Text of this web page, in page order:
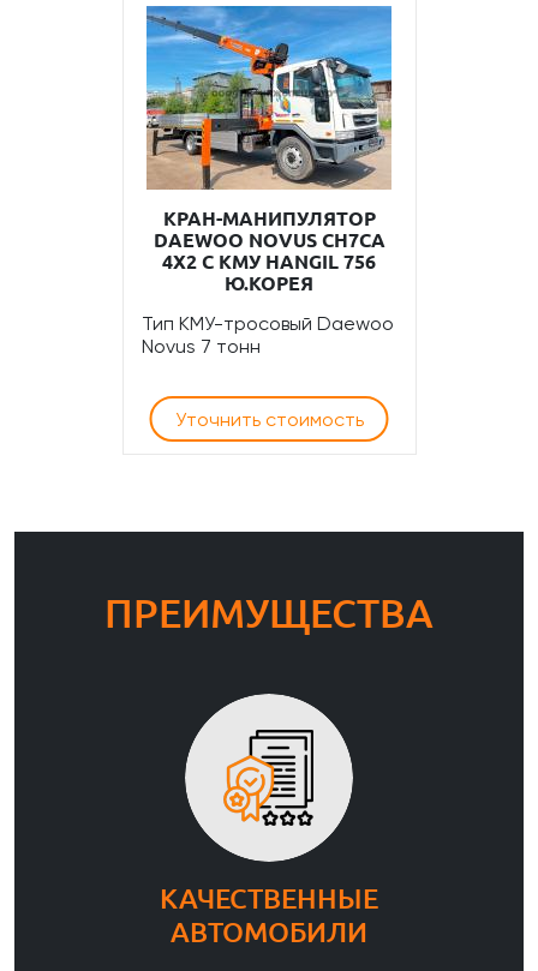
КРАН-МАНИПУЛЯТОР
DAEWOO NOVUS CH7CA
4Х2 С КМУ HANGIL 756
Ю.КОРЕЯ
Тип КМУ-тросовый Daewoo
Novus 7 тонн
Уточнить стоимость
ПРЕИМУЩЕСТВА
КАЧЕСТВЕННЫЕ
АВТОМОБИЛИ